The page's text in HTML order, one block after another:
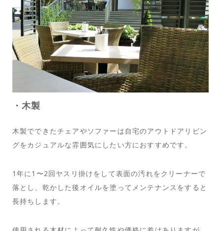
・木製
木製でできたチェアやソファーは自宅のアウトドアリビン
グをカジュアルな雰囲気にしたい方におすすめです。
1年に1〜2回ヤスリ掛けをして表面の汚れをクリーナーで
落とし、乾かした後オイルを塗ってメンテナンスをすると
長持ちします。